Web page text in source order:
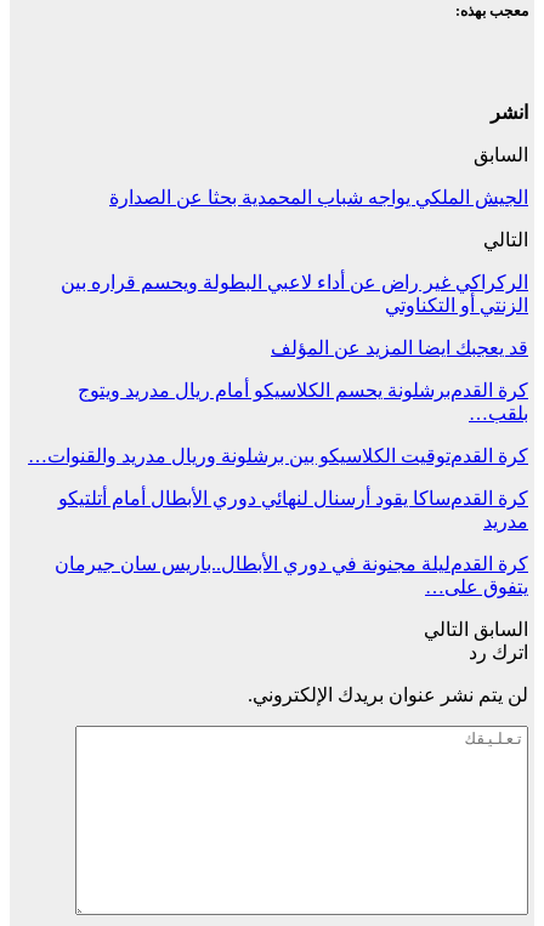
معجب بهذه:
انشر
السابق
الجيش الملكي يواجه شباب المحمدية بحثا عن الصدارة
التالي
الركراكي غير راض عن أداء لاعبي البطولة ويحسم قراره بين
الزنتي أو التكناوتي
قد يعجبك ايضا المزيد عن المؤلف
كرة القدمبرشلونة يحسم الكلاسيكو أمام ريال مدريد ويتوج
بلقب…
كرة القدمتوقيت الكلاسيكو بين برشلونة وريال مدريد والقنوات…
كرة القدمساكا يقود أرسنال لنهائي دوري الأبطال أمام أتلتيكو
مدريد
كرة القدمليلة مجنونة في دوري الأبطال..باريس سان جيرمان
يتفوق على…
السابق التالي
اترك رد
لن يتم نشر عنوان بريدك الإلكتروني.